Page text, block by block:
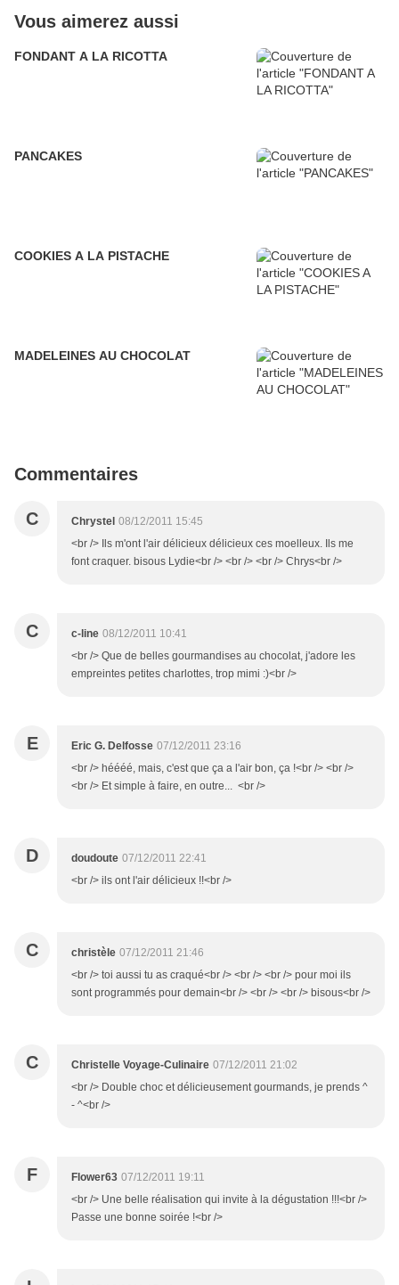
Vous aimerez aussi
FONDANT A LA RICOTTA
PANCAKES
COOKIES A LA PISTACHE
MADELEINES AU CHOCOLAT
Commentaires
C Chrystel 08/12/2011 15:45
<br /> Ils m'ont l'air délicieux délicieux ces moelleux. Ils me
font craquer. bisous Lydie<br /> <br /> <br /> Chrys<br />
C c-line 08/12/2011 10:41
<br /> Que de belles gourmandises au chocolat, j'adore les
empreintes petites charlottes, trop mimi :)<br />
E Eric G. Delfosse 07/12/2011 23:16
<br /> héééé, mais, c'est que ça a l'air bon, ça !<br /> <br />
<br /> Et simple à faire, en outre... <br />
D doudoute 07/12/2011 22:41
<br /> ils ont l'air délicieux !!<br />
C christèle 07/12/2011 21:46
<br /> toi aussi tu as craqué<br /> <br /> <br /> pour moi ils
sont programmés pour demain<br /> <br /> <br /> bisous<br />
C Christelle Voyage-Culinaire 07/12/2011 21:02
<br /> Double choc et délicieusement gourmands, je prends ^
- ^<br />
F Flower63 07/12/2011 19:11
<br /> Une belle réalisation qui invite à la dégustation !!!<br />
Passe une bonne soirée !<br />